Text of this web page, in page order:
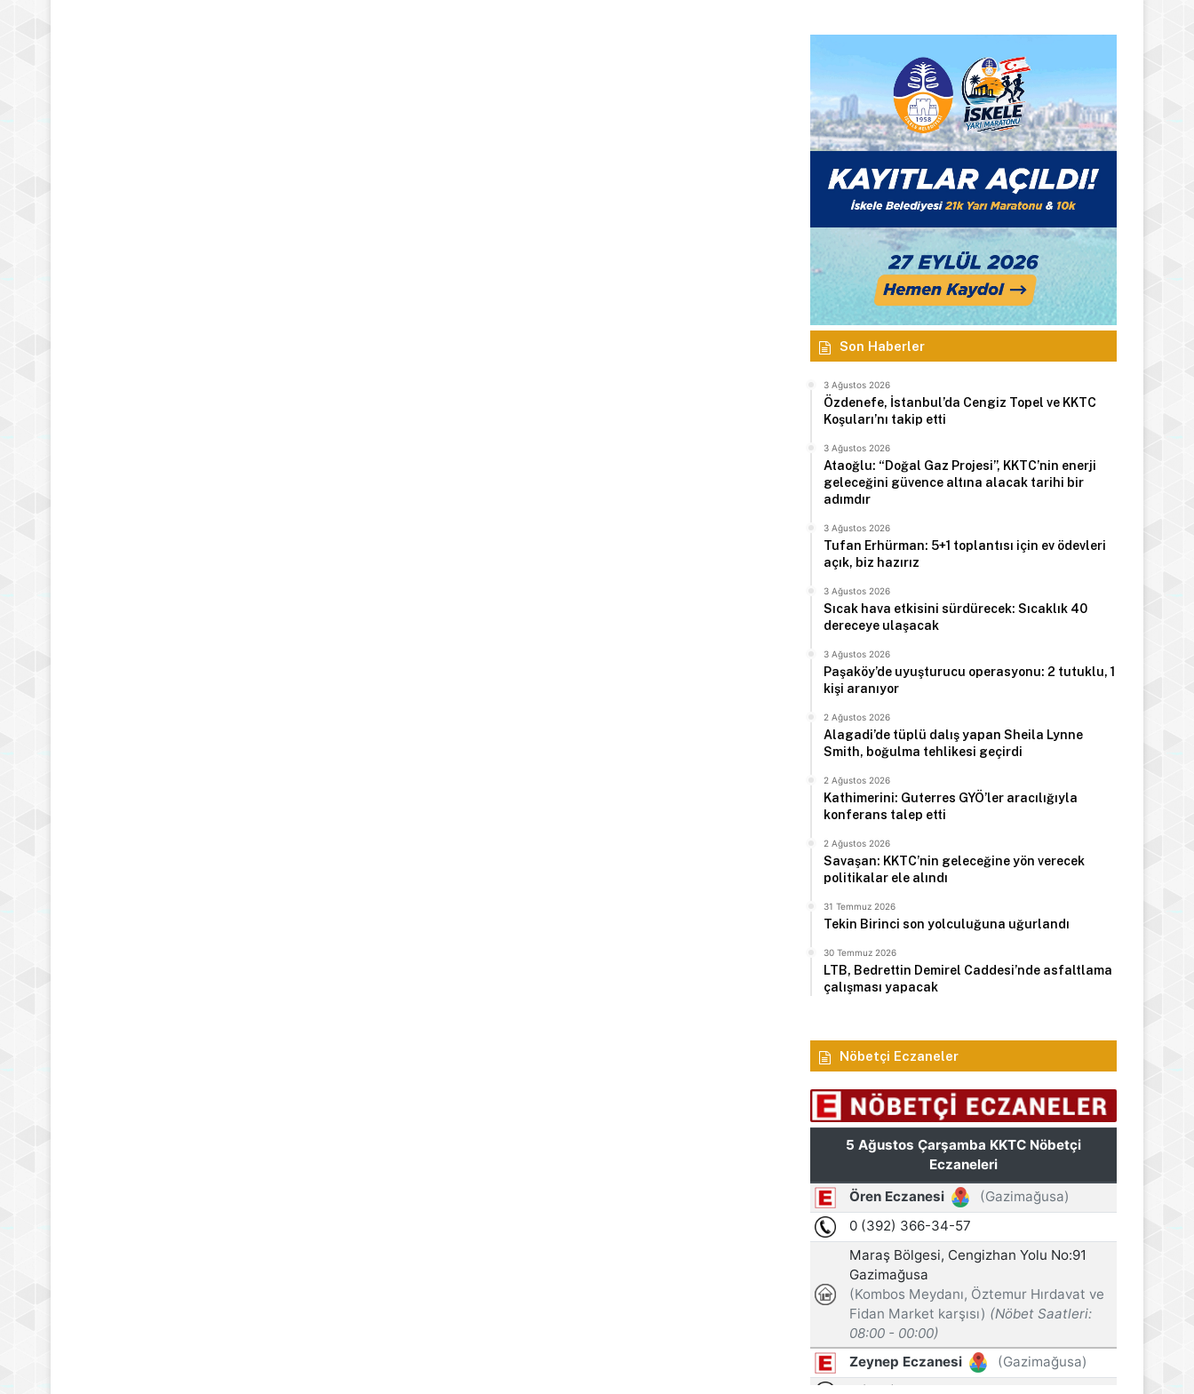
Son Haberler
3 Ağustos 2026
Özdenefe, İstanbul’da Cengiz Topel ve KKTC
Koşuları’nı takip etti
3 Ağustos 2026
Ataoğlu: “Doğal Gaz Projesi”, KKTC’nin enerji
geleceğini güvence altına alacak tarihi bir
adımdır
3 Ağustos 2026
Tufan Erhürman: 5+1 toplantısı için ev ödevleri
açık, biz hazırız
3 Ağustos 2026
Sıcak hava etkisini sürdürecek: Sıcaklık 40
dereceye ulaşacak
3 Ağustos 2026
Paşaköy’de uyuşturucu operasyonu: 2 tutuklu, 1
kişi aranıyor
2 Ağustos 2026
Alagadi’de tüplü dalış yapan Sheila Lynne
Smith, boğulma tehlikesi geçirdi
2 Ağustos 2026
Kathimerini: Guterres GYÖ’ler aracılığıyla
konferans talep etti
2 Ağustos 2026
Savaşan: KKTC’nin geleceğine yön verecek
politikalar ele alındı
31 Temmuz 2026
Tekin Birinci son yolculuğuna uğurlandı
30 Temmuz 2026
LTB, Bedrettin Demirel Caddesi’nde asfaltlama
çalışması yapacak
Nöbetçi Eczaneler